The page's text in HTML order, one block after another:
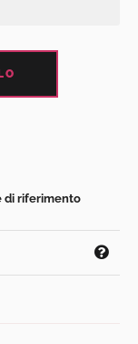
di riferimento